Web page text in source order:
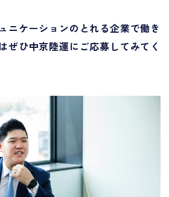
ニケーションのとれる企業で働き
ぜひ中京陸運にご応募してみてく